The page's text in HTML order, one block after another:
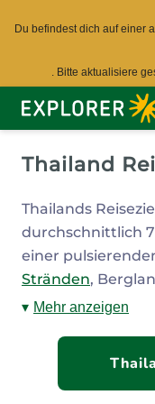
Du befindest dich auf einer
. Bitte aktualisiere
Explorer
Fernreisen
Thailand
Thailands
durchschnittlich
einer
Stränden,
Tempeln mit
südostasiatische
leckeres Essen,
Mehr anzeigen